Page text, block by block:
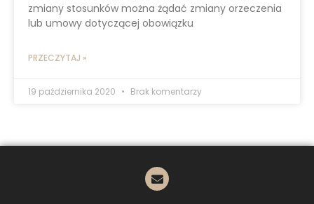
zmiany stosunków można żądać zmiany orzeczenia
lub umowy dotyczącej obowiązku
PRZECZYTAJ »
19 października 2020 Brak komentarzy